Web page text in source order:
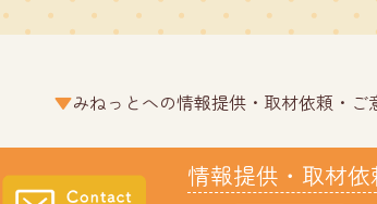
みねっとへの情報提供・取材依頼・ご
情報提供・取材依